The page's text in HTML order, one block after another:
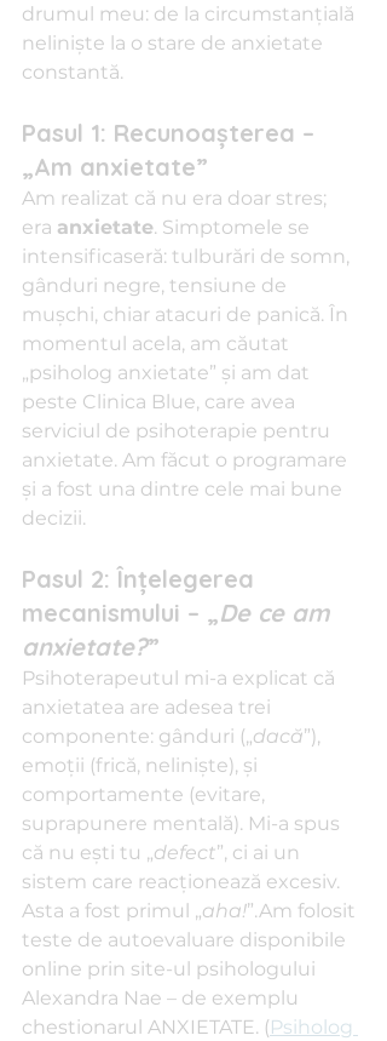
drumul meu: de la circumstanţială
nelinişte la o stare de anxietate
constantă.
Pasul 1: Recunoaşterea –
„Am anxietate”
Am realizat că nu era doar stres;
era anxietate. Simptomele se
intensificaseră: tulburări de somn,
gânduri negre, tensiune de
muşchi, chiar atacuri de panică. În
momentul acela, am căutat
„psiholog anxietate” şi am dat
peste Clinica Blue, care avea
serviciul de psihoterapie pentru
anxietate. Am făcut o programare
şi a fost una dintre cele mai bune
decizii.
Pasul 2: Înţelegerea
mecanismului – „De ce am
anxietate?”
Psihoterapeutul mi-a explicat că
anxietatea are adesea trei
componente: gânduri („dacă”),
emoţii (frică, nelinişte), şi
comportamente (evitare,
suprapunere mentală). Mi-a spus
că nu eşti tu „defect”, ci ai un
sistem care reacţionează excesiv.
Asta a fost primul „aha!”.Am folosit
teste de autoevaluare disponibile
online prin site-ul psihologului
Alexandra Nae – de exemplu
chestionarul ANXIETATE. (Psiholog